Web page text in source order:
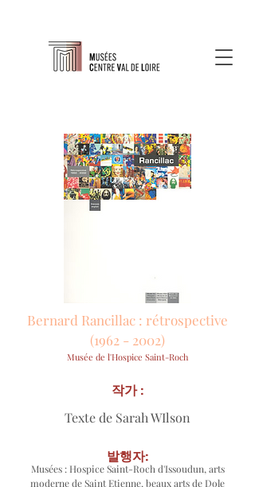
Bernard Rancillac : rétrospective
(1962 - 2002)
Musée de l'Hospice Saint-Roch
Texte de Sarah WIlson
작가 :
Musées : Hospice Saint-Roch d'Issoudun, arts
moderne de Saint Etienne, beaux arts de Dole
발행자: